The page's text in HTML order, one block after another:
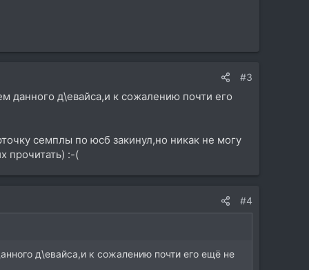
#3
данного д\евайса,и к сожалению почти его
семплы по юсб закинул,но никак не могу
прочитать) :-(
#4
д\евайса,и к сожалению почти его ещё не